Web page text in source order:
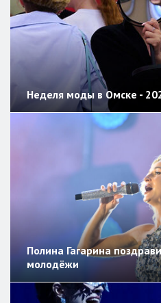
Неделя моды в Омске -
Полина Гагарина
молодёжи